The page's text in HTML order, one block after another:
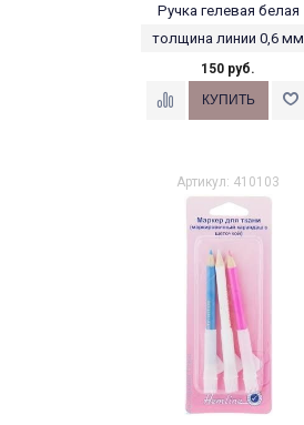
Ручка гелевая белая
толщина линии 0,6 мм
150 руб.
Артикул: 410103